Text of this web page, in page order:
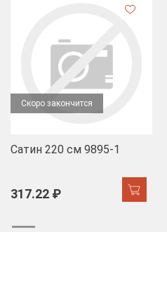
Скоро закончится
Сатин 220 см 9895-1
317.22 ₽